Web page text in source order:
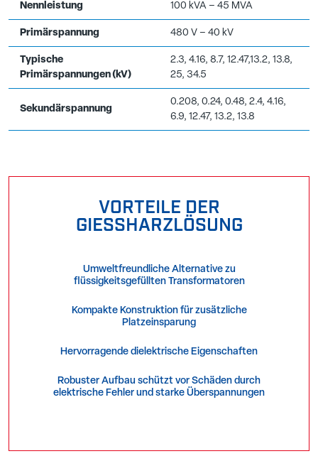
Nennleistung 100 kVA – 45 MVA
Primärspannung 480 V – 40 kV
Typische
Primärspannungen (kV)
2.3, 4.16, 8.7, 12.47,13.2, 13.8,
25, 34.5
Sekundärspannung
0.208, 0.24, 0.48, 2.4, 4.16,
6.9, 12.47, 13.2, 13.8
VORTEILE DER
GIESSHARZLÖSUNG
Umweltfreundliche Alternative zu
flüssigkeitsgefüllten Transformatoren
Kompakte Konstruktion für zusätzliche
Platzeinsparung
Hervorragende dielektrische Eigenschaften
Robuster Aufbau schützt vor Schäden durch
elektrische Fehler und starke Überspannungen